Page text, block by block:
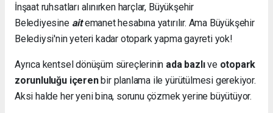
İnşaat ruhsatları alınırken harçlar, Büyükşehir
Belediyesine aitemanet hesabına yatırılır. Ama Büyükşehir
Belediysi'nin yeteri kadar otopark yapma gayreti yok!
Ayrıca kentsel dönüşüm süreçlerinin ada bazlıve otopark
zorunluluğu içerenbir planlama ile yürütülmesi gerekiyor.
Aksi halde her yeni bina, sorunu çözmek yerine büyütüyor.